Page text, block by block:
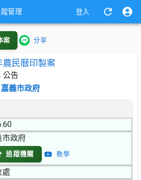
管理 登入
案 分享
民曆印製案
公告
嘉義市政府
市政府
追蹤機關 教學
處